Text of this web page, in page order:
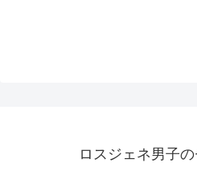
ロスジェネ男子